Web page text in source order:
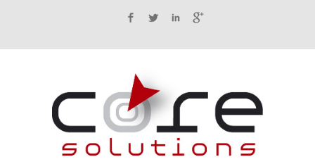
FacebookTwitterLinkedIn